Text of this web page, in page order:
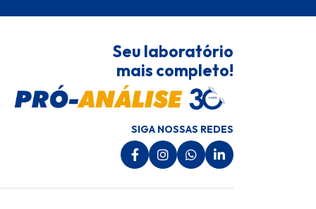
Seu laboratório
mais completo!
SIGA NOSSAS REDES